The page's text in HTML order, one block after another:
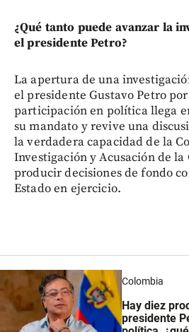
¿Qué tanto puede avanzar la
el presidente Petro?
La apertura de una
el presidente Gustavo Petro
participación en política llega
su mandato y revive una
la verdadera capacidad de la
Investigación y Acusación de la
producir decisiones de fondo
Estado en ejercicio.
Colombia
Hay diez
presidente